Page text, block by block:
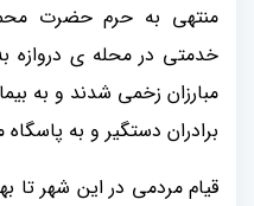
منتهی به حرم حضرت
خدمتی در محله ی دروازه
مبارزان زخمی شدند و به
برادران دستگیر و به